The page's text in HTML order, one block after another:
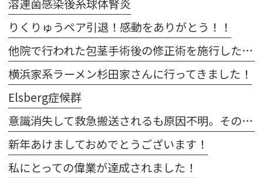
りくりゅうペア引退！感動をありがとう！！
他院で行われた包茎手術後の修正術を施行した2例
横浜家系ラーメン杉田家さんに行ってきました！
Elsberg症候群
意識消失して救急搬送されるも原因不明。その後、当院受診して右卵巣出血が発覚した1例
新年あけましておめでとうございます！
私にとっての偉業が達成されました！